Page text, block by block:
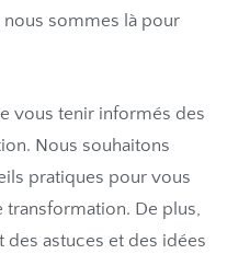
sommes là pour
vous tenir informés des
Nous souhaitons
pratiques pour vous
De plus,
astuces et des idées